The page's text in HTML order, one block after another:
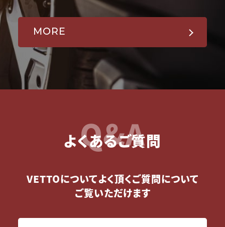
MORE
Q&A
よくあるご質問
VETTOについてよく頂くご質問について
ご覧いただけます